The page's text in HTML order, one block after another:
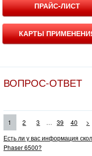
ПРАЙС-ЛИСТ
КАРТЫ
ВОПРОС-ОТВЕТ
1 2 3 ... 39 40
>
Есть ли у вас информация
Phaser 6500?